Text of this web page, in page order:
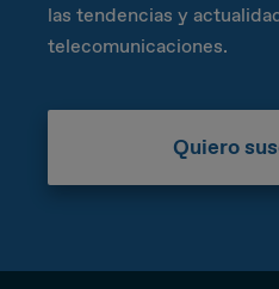
las tendencias y
telecomunicaciones.
Quiero